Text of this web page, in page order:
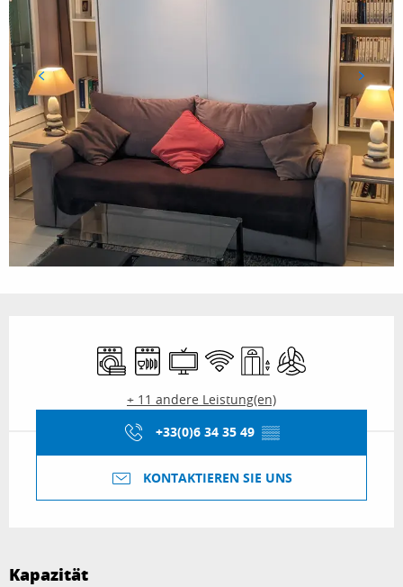
Waschmaschine
Geschirrspülmaschine
Fernsehen
Wi-Fi AufzugKlimaanlage
+ 11 andere Leistung(en)
+33(0)6 34 35 49 ▒▒
KONTAKTIEREN SIE UNS
Kapazität